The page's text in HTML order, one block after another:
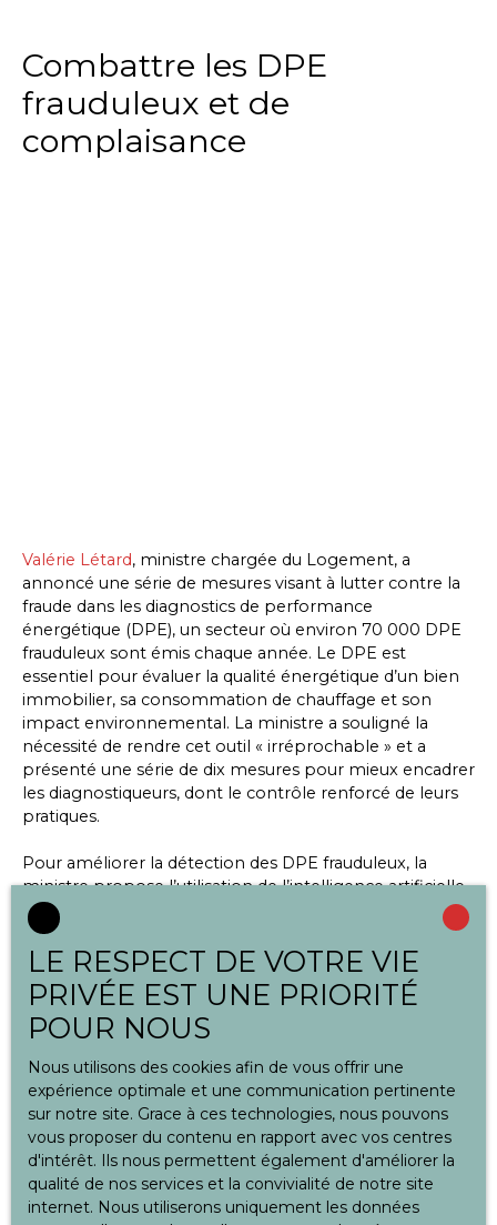
Combattre les DPE
frauduleux et de
complaisance
Valérie Létard, ministre chargée du Logement, a
annoncé une série de mesures visant à lutter contre la
fraude dans les diagnostics de performance
énergétique (DPE), un secteur où environ 70 000 DPE
frauduleux sont émis chaque année. Le DPE est
essentiel pour évaluer la qualité énergétique d’un bien
immobilier, sa consommation de chauffage et son
impact environnemental. La ministre a souligné la
nécessité de rendre cet outil « irréprochable » et a
présenté une série de dix mesures pour mieux encadrer
les diagnostiqueurs, dont le contrôle renforcé de leurs
pratiques.
Pour améliorer la détection des DPE frauduleux, la
ministre propose l’utilisation de l’intelligence artificielle,
complétée par la base de données de l’
(Agence
de l’environnement et de la maîtrise de l’énergie).
Chaque DPE sera désormais accompagné d’un QR
code permettant aux propriétaires de vérifier sa
conformité et de s’assurer que le diagnostiqueur n’est
pas radié. Le nombre de contrôles des diagnostiqueurs
sanctions renforcées, allant jusqu’à deux ans
d’interdiction d’exercer en cas de fraude. La
dématérialisation du DPE devrait également limiter les
pressions exercées sur les diagnostiqueurs.
Valérie Létard a également évoqué la possibilité de
créer un ordre pour les diagnostiqueurs afin d’encadrer
LE RESPECT DE VOTRE VIE
PRIVÉE EST UNE PRIORITÉ
POUR NOUS
Nous utilisons des cookies afin de vous offrir une
expérience optimale et une communication pertinente
sur notre site. Grace à ces technologies, nous pouvons
vous proposer du contenu en rapport avec vos centres
d'intérêt. Ils nous permettent également d'améliorer la
qualité de nos services et la convivialité de notre site
internet. Nous utiliserons uniquement les données